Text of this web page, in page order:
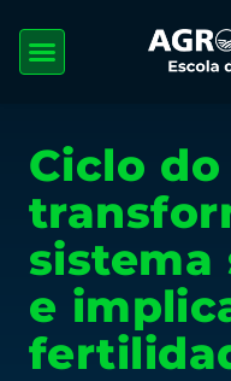
Ciclo
sistema
e